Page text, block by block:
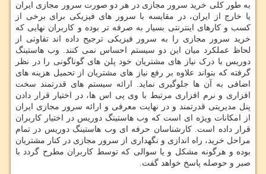
به طور کلی خرید سرور مجازی در هر دو صورت سرور مجازی ایران
یا خارج از ایران، در مقایسه با سرور های فیزیکی برای برخی از
کسب و کارهای اینترنتی بسیار به صرفه تر بوده و کاربران نهایی که
خرید سرور مجازی را به سرور فیزیکی ترجیح داده اند تفاوتی از
لحاظ عملکرد میان این دو سیستم احساس نمی کنند. وب هاستینگ
دوریس با درک نیاز های مشتریان خود پلن های گوناگونی را در نظر
گرفته که بتواند علاوه بر رفع نیاز های مشتریان از تحمیل هزینه های
اضافی به آن ها جلوگیری نماید. ارائه سیستم های قدرتمند سخت
افزاری و نرم افزاری مرتبط با وی پی اس ها، در اختیار قرار دادن
پنل مدیریتی قدرتمند و در نهایت معرفی و ارائه سرور مجازی ایران
از امکانات ویژه ای است که وب هاستینگ دوریس در اختیار کاربران
قرار داده است. کارشناسان حرفه ای وب هاستینگ دوریس در تمام
مراحل خرید، راه اندازی و نگهداری از سرور مجازی در کنار مشتریان
بوده و هرگونه مشکل و یا سوالی که توسط کاربران مطرح گردد با
صبر و حوصله پاسخ خواهد گفت.